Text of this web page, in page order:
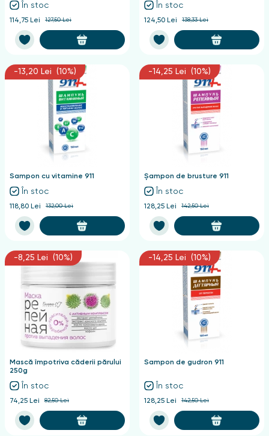
În stoc
114,75 Lei 127,50 Lei
În stoc
124,50 Lei 138,33 Lei
-13,20 Lei (10%)
Sampon cu vitamine 911
În stoc
118,80 Lei 132,00 Lei
-14,25 Lei (10%)
Șampon de brusture 911
În stoc
128,25 Lei 142,50 Lei
-8,25 Lei (10%)
Mască împotriva căderii părului
250g
În stoc
74,25 Lei 82,50 Lei
-14,25 Lei (10%)
Sampon de gudron 911
În stoc
128,25 Lei 142,50 Lei